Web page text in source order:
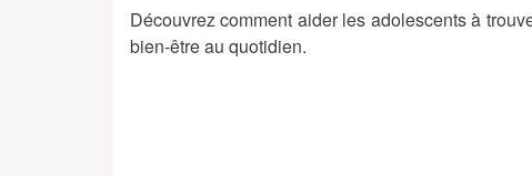
Découvrez comment aider les adolescents à
bien-être au quotidien.